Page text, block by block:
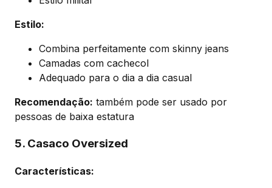
Estilo:
Combina perfeitamente com skinny jeans
Camadas com cachecol
Adequado para o dia a dia casual
Recomendação: também pode ser usado por
pessoas de baixa estatura
5. Casaco Oversized
Características: